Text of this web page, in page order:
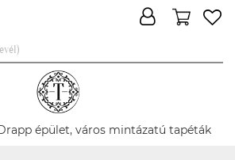
épület, város mintázatú tapéták